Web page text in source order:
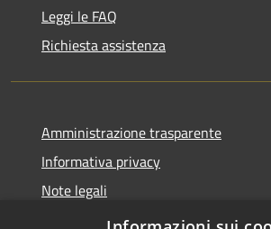
Leggi le FAQ
Richiesta assistenza
Amministrazione trasparente
Informativa privacy
Note legali
Dichiarazione di accessibilità